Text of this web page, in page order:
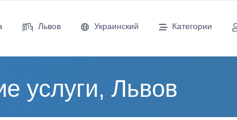
Львов Украинский Категории
услуги, Львов